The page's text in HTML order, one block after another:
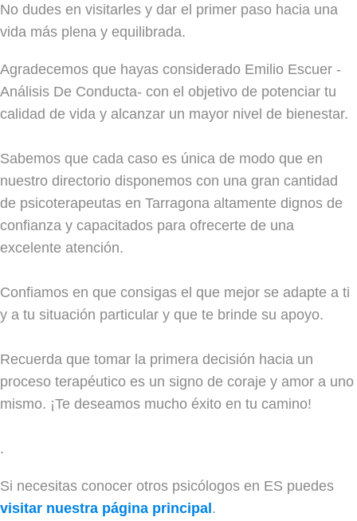
No dudes en visitarles y dar el primer paso hacia una
vida más plena y equilibrada.
Agradecemos que hayas considerado Emilio Escuer -
Análisis De Conducta- con el objetivo de potenciar tu
calidad de vida y alcanzar un mayor nivel de bienestar.
Sabemos que cada caso es única de modo que en
nuestro directorio disponemos con una gran cantidad
de psicoterapeutas en Tarragona altamente dignos de
confianza y capacitados para ofrecerte de una
excelente atención.
Confiamos en que consigas el que mejor se adapte a ti
y a tu situación particular y que te brinde su apoyo.
Recuerda que tomar la primera decisión hacia un
proceso terapéutico es un signo de coraje y amor a uno
mismo. ¡Te deseamos mucho éxito en tu camino!
.
Si necesitas conocer otros psicólogos en ES puedes
visitar nuestra página principal.